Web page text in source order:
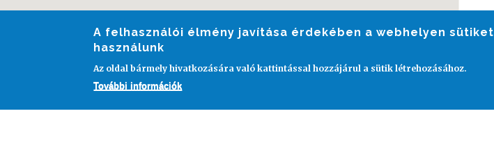
A felhasználói élmény javítása érdekében a webhelyen sütiket
használunk
Az oldal bármely hivatkozására való kattintással hozzájárul a sütik létrehozásához.
További információk